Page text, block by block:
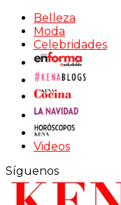
Belleza
Moda
Celebridades
Videos
Síguenos